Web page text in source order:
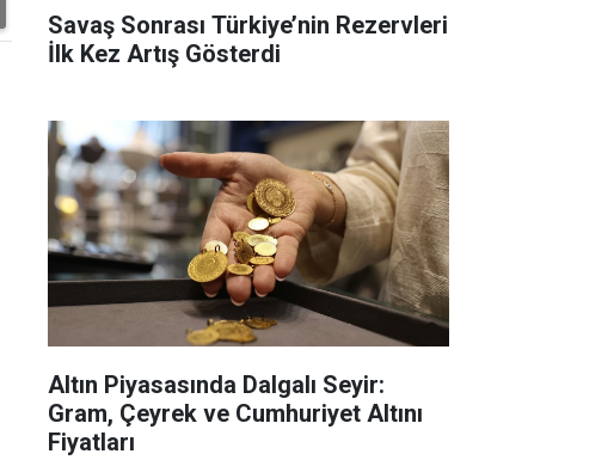
Savaş Sonrası Türkiye’nin Rezervleri
İlk Kez Artış Gösterdi
Altın Piyasasında Dalgalı Seyir:
Gram, Çeyrek ve Cumhuriyet Altını
Fiyatları